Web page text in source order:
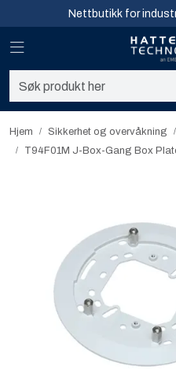
Skip to main content
Nettbutikk for
Toggle navigation
Hjem Sikkerhet og overvåkning
T94F01M J-Box-Gang Box
Nettverk
Computing
Sikkerhet og overvåkning
Nettverk